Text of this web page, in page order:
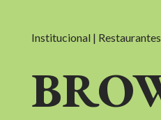
Institucional |